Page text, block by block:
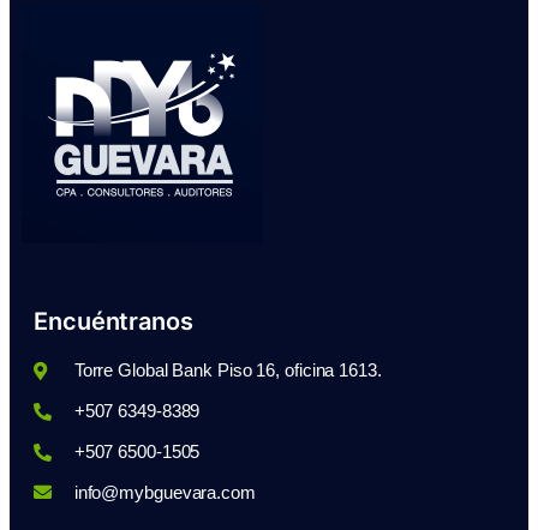
Encuéntranos
Torre Global Bank Piso 16, oficina 1613.
+507 6349-8389
+507 6500-1505
info@mybguevara.com